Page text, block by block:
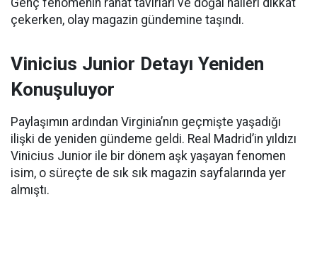
Genç fenomenin rahat tavırları ve doğal halleri dikkat
çekerken, olay magazin gündemine taşındı.
Vinicius Junior Detayı Yeniden
Konuşuluyor
Paylaşımın ardından Virginia’nın geçmişte yaşadığı
ilişki de yeniden gündeme geldi. Real Madrid’in yıldızı
Vinicius Junior ile bir dönem aşk yaşayan fenomen
isim, o süreçte de sık sık magazin sayfalarında yer
almıştı.